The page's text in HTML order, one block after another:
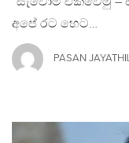
අපේ රට හෙට…
PASAN